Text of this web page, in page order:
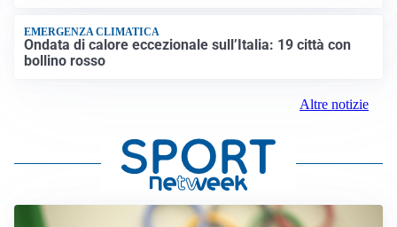
EMERGENZA CLIMATICA
Ondata di calore eccezionale sull’Italia: 19 città con
bollino rosso
Altre notizie